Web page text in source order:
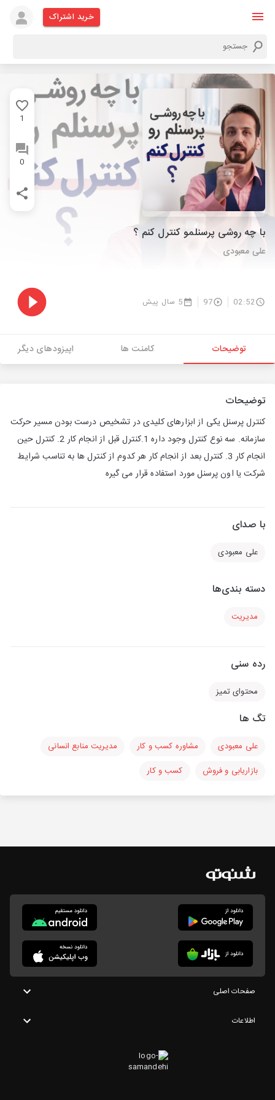
خرید اشتراک
1
0
با چه روشی پرسنلمو کنترل کنم ؟
علی معبودی
02:52
97 5 سال پیش
توضیحات کامنت ها اپیزودهای دیگر
توضیحات
کنترل پرسنل یکی از ابزارهای کلیدی در تشخیص درست بودن مسیر حرکت
سازمانه. سه نوع کنترل وجود داره 1.کنترل قبل از انجام کار 2. کنترل حین
انجام کار 3. کنترل بعد از انجام کار هر کدوم از کنترل ها به تناسب شرایط
شرکت یا اون پرسنل مورد استفاده قرار می گیره
با صدای
علی معبودی
دسته بندی‌ها
مدیریت
رده سنی
محتوای تمیز
تگ ها
علی معبودی مشاوره کسب و کار
مدیریت منابع انسانی
بازاریابی و فروش
کسب و کار
صفحات اصلی
اطلاعات